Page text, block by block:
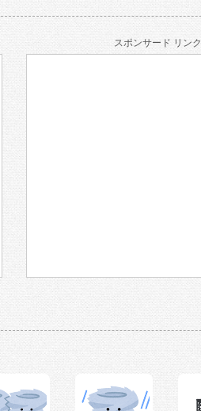
スポンサード リンク